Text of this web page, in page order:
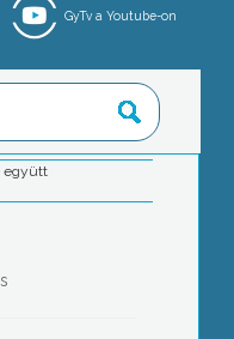
GyTv a Youtube-on
együtt